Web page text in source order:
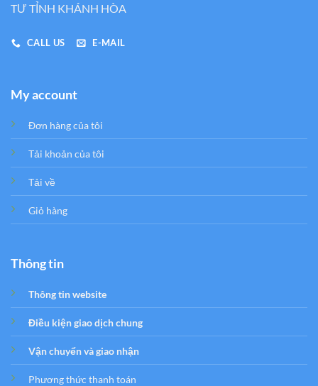
TƯ TỈNH KHÁNH HÒA
CALL US E-MAIL
My account
Đơn hàng của tôi
Tải khoản của tôi
Tải về
Giỏ hàng
Thông tin
Thông tin website
Điều kiện giao dịch chung
Vận chuyển và giao nhận
Phương thức thanh toán